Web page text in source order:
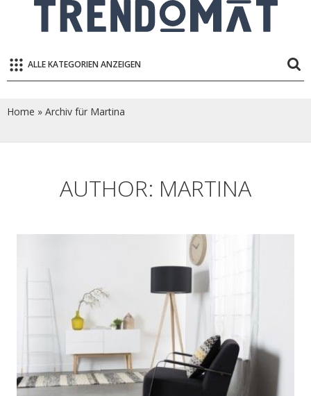
ALLE KATEGORIEN ANZEIGEN
Home » Archiv für Martina
AUTHOR: MARTINA